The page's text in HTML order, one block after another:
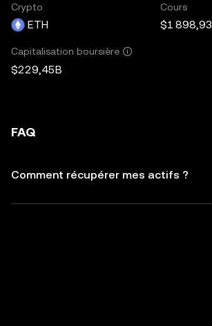
Crypto
ETH
Cours
$1 898,93
Capitalisation boursière
$229,45B
FAQ
Comment récupérer mes actifs ?